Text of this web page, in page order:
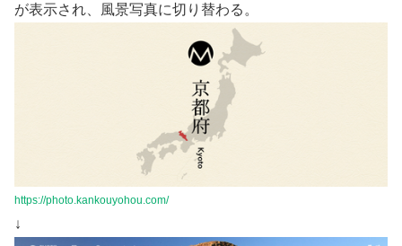
が表示され、風景写真に切り替わる。
https://photo.kankouyohou.com/
↓